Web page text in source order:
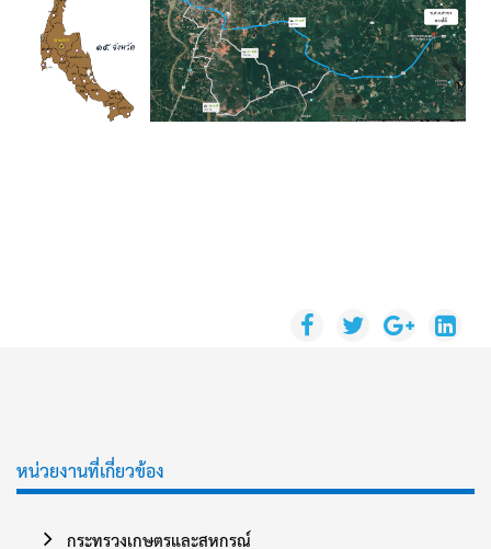
หน่วยงานที่เกี่ยวข้อง
กระทรวงเกษตรและสหกรณ์